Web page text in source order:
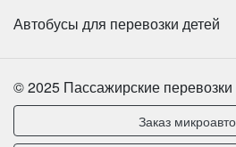
Автобусы для перевозки детей
© 2025 Пассажирские
Заказ